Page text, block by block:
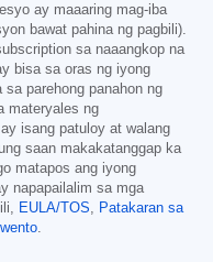
ay maaaring mag-iba
bawat pahina ng pagbili).
sa naaangkop na
bisa sa oras ng iyong
parehong panahon ng
materyales ng
isang patuloy at walang
saan makakatanggap ka
matapos ang iyong
napapailalim sa mga
EULA/TOS
Patakaran sa